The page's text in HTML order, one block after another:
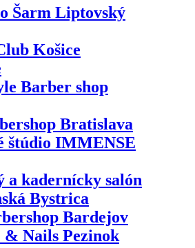
Šarm Liptovský
Košice
Barber shop
Bratislava
štúdio IMMENSE
a kadernícky salón
Bystrica
Bardejov
& Nails Pezinok